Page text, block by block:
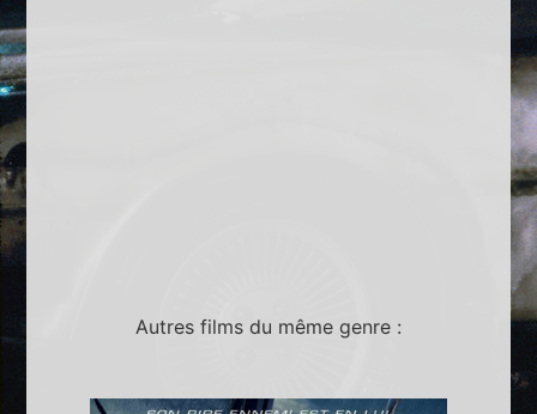
Autres films du même genre :